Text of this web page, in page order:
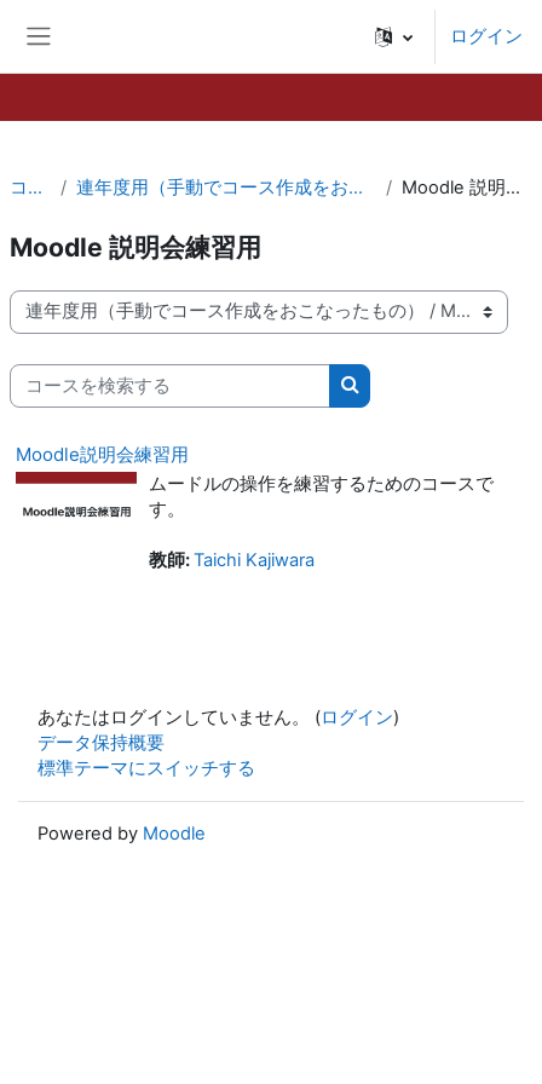
ログイン
コース 連年度用（手動でコース作成をおこなったもの） Moodle 説明会練習用
Moodle 説明会練習用
コースカテゴリ
コースを検索する
コースを検索する
Moodle説明会練習用
ムードルの操作を練習するためのコースで
す。
教師:Taichi Kajiwara
あなたはログインしていません。 (ログイン)
データ保持概要
標準テーマにスイッチする
Powered by Moodle